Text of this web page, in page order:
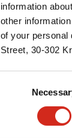
information
other
of your personal
Street, 30-302